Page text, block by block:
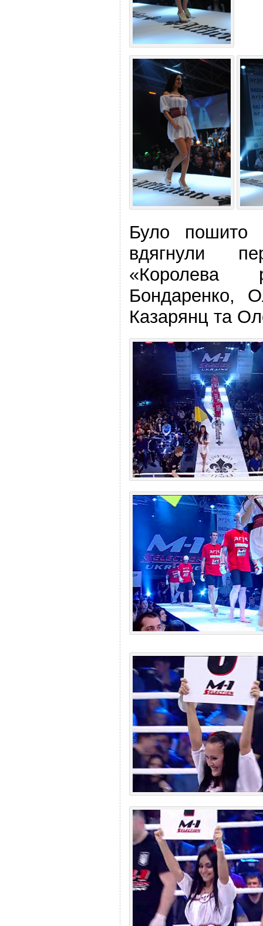
Було пошито
вдягнули
«Королева
Бондаренко,
Казарянц та